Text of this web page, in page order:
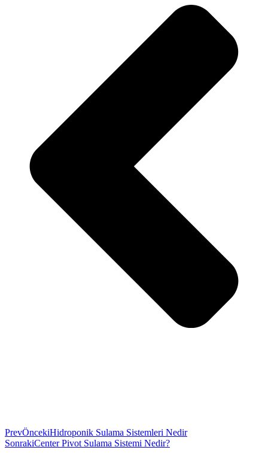
PrevÖncekiHidroponik Sulama Sistemleri Nedir
SonrakiCenter Pivot Sulama Sistemi Nedir?